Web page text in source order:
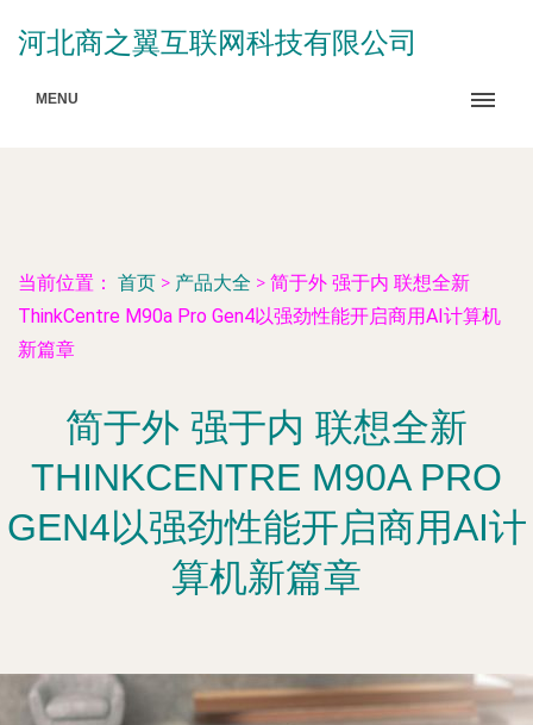
河北商之翼互联网科技有限公司
MENU
当前位置： 首页 > 产品大全 > 简于外 强于内 联想全新
ThinkCentre M90a Pro Gen4以强劲性能开启商用AI计算机
新篇章
简于外 强于内 联想全新
THINKCENTRE M90A PRO
GEN4以强劲性能开启商用AI计
算机新篇章